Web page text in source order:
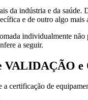
da indústria e da
e de outro algo mais
individualmente
a seguir.
VALIDAÇÃO
certificação de